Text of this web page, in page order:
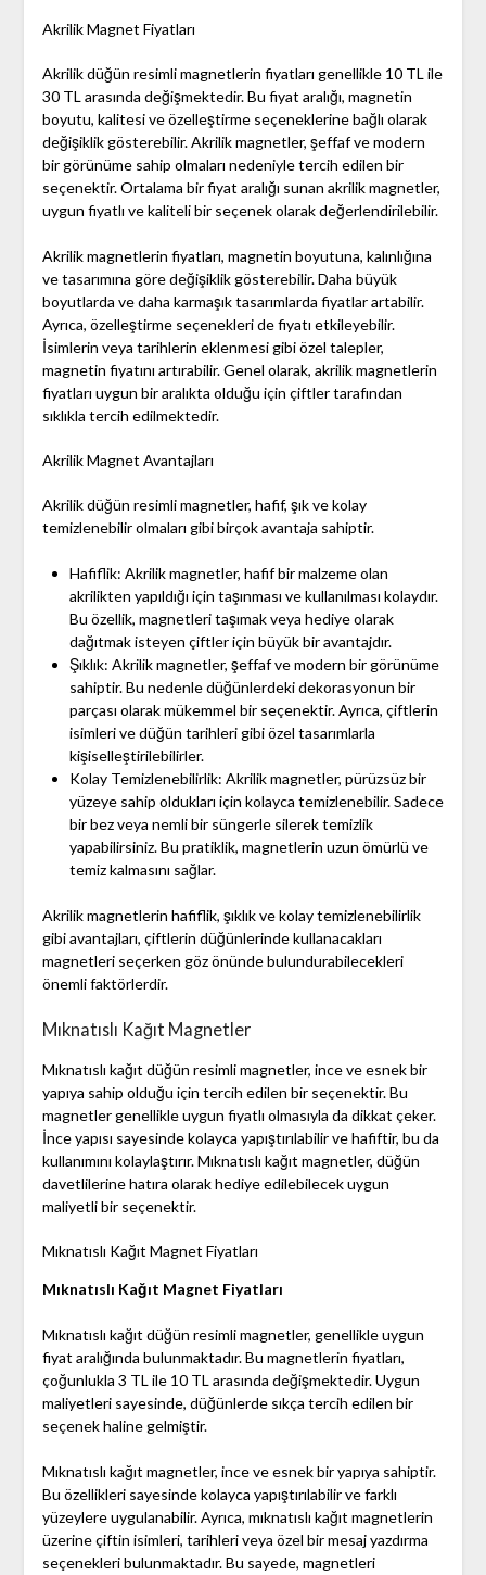
Akrilik Magnet Fiyatları
Akrilik düğün resimli magnetlerin fiyatları genellikle 10 TL ile
30 TL arasında değişmektedir. Bu fiyat aralığı, magnetin
boyutu, kalitesi ve özelleştirme seçeneklerine bağlı olarak
değişiklik gösterebilir. Akrilik magnetler, şeffaf ve modern
bir görünüme sahip olmaları nedeniyle tercih edilen bir
seçenektir. Ortalama bir fiyat aralığı sunan akrilik magnetler,
uygun fiyatlı ve kaliteli bir seçenek olarak değerlendirilebilir.
Akrilik magnetlerin fiyatları, magnetin boyutuna, kalınlığına
ve tasarımına göre değişiklik gösterebilir. Daha büyük
boyutlarda ve daha karmaşık tasarımlarda fiyatlar artabilir.
Ayrıca, özelleştirme seçenekleri de fiyatı etkileyebilir.
İsimlerin veya tarihlerin eklenmesi gibi özel talepler,
magnetin fiyatını artırabilir. Genel olarak, akrilik magnetlerin
fiyatları uygun bir aralıkta olduğu için çiftler tarafından
sıklıkla tercih edilmektedir.
Akrilik Magnet Avantajları
Akrilik düğün resimli magnetler, hafif, şık ve kolay
temizlenebilir olmaları gibi birçok avantaja sahiptir.
Hafiflik: Akrilik magnetler, hafif bir malzeme olan
akrilikten yapıldığı için taşınması ve kullanılması kolaydır.
Bu özellik, magnetleri taşımak veya hediye olarak
dağıtmak isteyen çiftler için büyük bir avantajdır.
Şıklık: Akrilik magnetler, şeffaf ve modern bir görünüme
sahiptir. Bu nedenle düğünlerdeki dekorasyonun bir
parçası olarak mükemmel bir seçenektir. Ayrıca, çiftlerin
isimleri ve düğün tarihleri gibi özel tasarımlarla
kişiselleştirilebilirler.
Kolay Temizlenebilirlik: Akrilik magnetler, pürüzsüz bir
yüzeye sahip oldukları için kolayca temizlenebilir. Sadece
bir bez veya nemli bir süngerle silerek temizlik
yapabilirsiniz. Bu pratiklik, magnetlerin uzun ömürlü ve
temiz kalmasını sağlar.
Akrilik magnetlerin hafiflik, şıklık ve kolay temizlenebilirlik
gibi avantajları, çiftlerin düğünlerinde kullanacakları
magnetleri seçerken göz önünde bulundurabilecekleri
önemli faktörlerdir.
Mıknatıslı Kağıt Magnetler
Mıknatıslı kağıt düğün resimli magnetler, ince ve esnek bir
yapıya sahip olduğu için tercih edilen bir seçenektir. Bu
magnetler genellikle uygun fiyatlı olmasıyla da dikkat çeker.
İnce yapısı sayesinde kolayca yapıştırılabilir ve hafiftir, bu da
kullanımını kolaylaştırır. Mıknatıslı kağıt magnetler, düğün
davetlilerine hatıra olarak hediye edilebilecek uygun
maliyetli bir seçenektir.
Mıknatıslı Kağıt Magnet Fiyatları
Mıknatıslı Kağıt Magnet Fiyatları
Mıknatıslı kağıt düğün resimli magnetler, genellikle uygun
fiyat aralığında bulunmaktadır. Bu magnetlerin fiyatları,
çoğunlukla 3 TL ile 10 TL arasında değişmektedir. Uygun
maliyetleri sayesinde, düğünlerde sıkça tercih edilen bir
seçenek haline gelmiştir.
Mıknatıslı kağıt magnetler, ince ve esnek bir yapıya sahiptir.
Bu özellikleri sayesinde kolayca yapıştırılabilir ve farklı
yüzeylere uygulanabilir. Ayrıca, mıknatıslı kağıt magnetlerin
üzerine çiftin isimleri, tarihleri veya özel bir mesaj yazdırma
seçenekleri bulunmaktadır. Bu sayede, magnetleri